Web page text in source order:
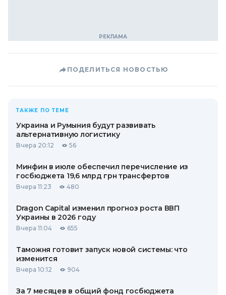
ПОДЕЛИТЬСЯ НОВОСТЬЮ
ТАКЖЕ ПО ТЕМЕ
Украина и Румыния будут развивать
альтернативную логистику
Вчера 20:12 56
Минфин в июле обеспечил перечисление из
госбюджета 19,6 млрд грн трансфертов
Вчера 11:23 480
Dragon Capital изменил прогноз роста ВВП
Украины в 2026 году
Вчера 11:04 655
Таможня готовит запуск новой системы: что
изменится
Вчера 10:12 904
За 7 месяцев в общий фонд госбюджета